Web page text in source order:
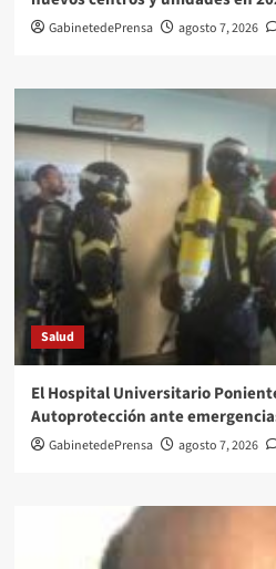
GabinetedePrensa agosto 7, 2026
Salud
El Hospital Universitario
Autoprotección ante
GabinetedePrensa agosto 7, 2026